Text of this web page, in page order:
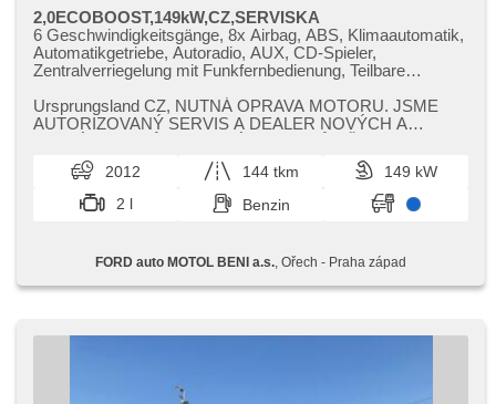
2,0ECOBOOST,149kW,CZ,SERVISKA
6 Geschwindigkeitsgänge, 8x Airbag, ABS, Klimaautomatik,
Automatikgetriebe, Autoradio, AUX, CD-Spieler,
Zentralverriegelung mit Funkfernbedienung, Teilbare
Klappspiegel, El. Spiegel, Uhr Spur, Blind Spot Anzeige,
Wegfahrsperre, Nebelscheinwerfer, Multifunktionslenkrad,
Antriebsschlupfregelung (ASR), Navigation, Lichtsensor,
Reifendrucksensor, Elektronisches Stabilitätsprogramm
(ESP), Tempomat, USB, Außenthermometer, beheizte
Sitze, beheizte Spiegel, beheizte Frontscheibe,
parkovací senzory zadní, asistent rozjezdu do kopce
(HSA), LED denní svícení, Alufelgen
Ursprungsland CZ,​ NUTNÁ OPRAVA MOTORU. JSME
AUTORIZOVANÝ SERVIS A DEALER NOVÝCH A
ZNAČEK. VÝKU...
2012 144 tkm
149 kW
2 l
Benzin
FORD auto MOTOL BENI a.s. , Ořech - Praha západ